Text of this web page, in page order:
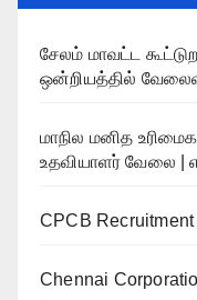
சேலம் மாவட்ட
ஒன்றியத்தில்
மாநில மனித
உதவியாளர் வேலை |
CPCB
Chennai